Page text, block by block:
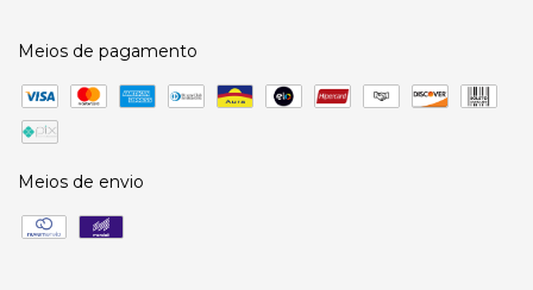
Meios de pagamento
Meios de envio